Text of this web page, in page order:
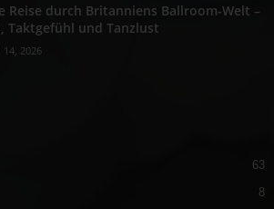
Reise durch Britanniens Ballroom-Welt –
Taktgefühl und Tanzlust
14, 2026
63
8